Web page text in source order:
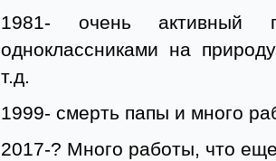
1981- очень активный
одноклассниками на
т.д.
1999- смерть папы и много
2017-? Много работы, что